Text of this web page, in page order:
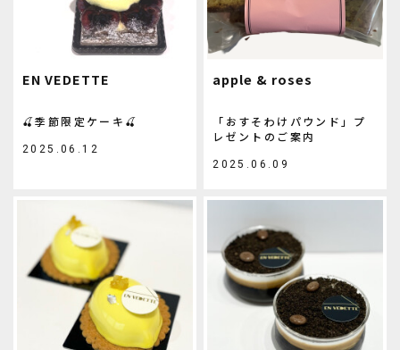
EN VEDETTE
🍒季節限定ケーキ🍒
2025.06.12
apple & roses
「おすそわけパウンド」プ
レゼントのご案内
2025.06.09